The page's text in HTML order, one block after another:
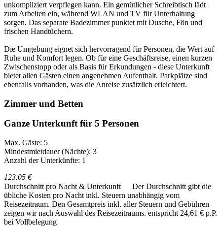
unkompliziert verpflegen kann. Ein gemütlicher Schreibtisch lädt
zum Arbeiten ein, während WLAN und TV für Unterhaltung
sorgen. Das separate Badezimmer punktet mit Dusche, Fön und
frischen Handtüchern.
Die Umgebung eignet sich hervorragend für Personen, die Wert auf
Ruhe und Komfort legen. Ob für eine Geschäftsreise, einen kurzen
Zwischenstopp oder als Basis für Erkundungen - diese Unterkunft
bietet allen Gästen einen angenehmen Aufenthalt. Parkplätze sind
ebenfalls vorhanden, was die Anreise zusätzlich erleichtert.
Zimmer und Betten
Ganze Unterkunft für 5 Personen
Max. Gäste: 5
Mindestmietdauer (Nächte): 3
Anzahl der Unterkünfte: 1
123,05 €
Durchschnitt pro Nacht & Unterkunft
Der Durchschnitt gibt die
übliche Kosten pro Nacht inkl. Steuern unabhängig vom
Reisezeitraum. Den Gesamtpreis inkl. aller Steuern und Gebühren
zeigen wir nach Auswahl des Reisezeitraums. entspricht 24,61 € p.P.
bei Vollbelegung